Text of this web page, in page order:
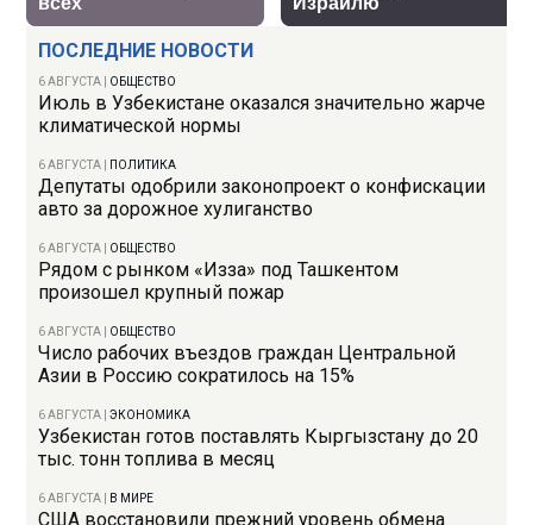
ПОСЛЕДНИЕ НОВОСТИ
6 АВГУСТА ОБЩЕСТВО
Июль в Узбекистане оказался значительно жарче
климатической нормы
6 АВГУСТА ПОЛИТИКА
Депутаты одобрили законопроект о конфискации
авто за дорожное хулиганство
6 АВГУСТА ОБЩЕСТВО
Рядом с рынком «Изза» под Ташкентом
произошел крупный пожар
6 АВГУСТА ОБЩЕСТВО
Число рабочих въездов граждан Центральной
Азии в Россию сократилось на 15%
6 АВГУСТА |ЭКОНОМИКА
Узбекистан готов поставлять Кыргызстану до 20
тыс. тонн топлива в месяц
6 АВГУСТА В МИРЕ
США восстановили прежний уровень обмена